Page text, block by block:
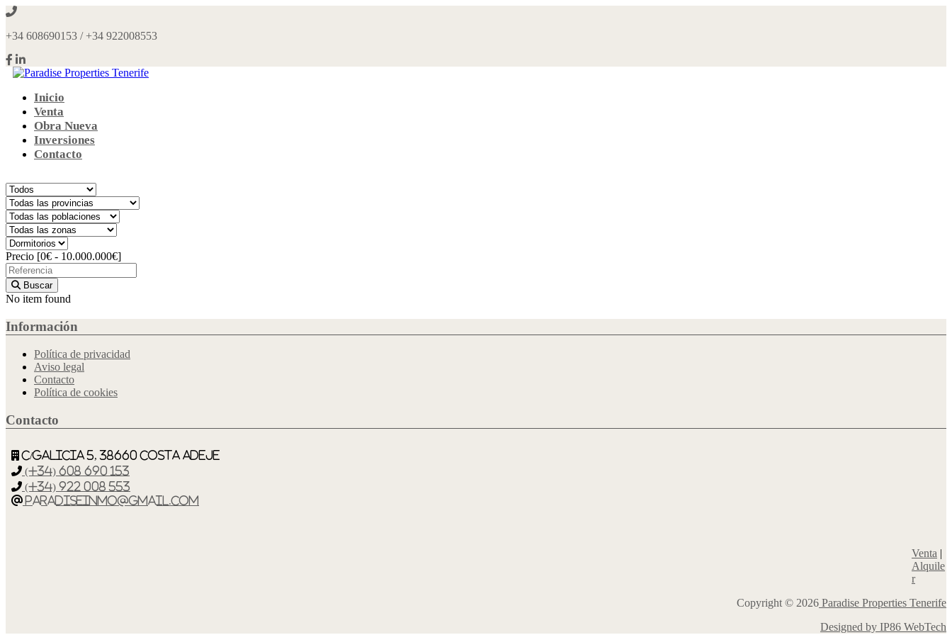
+34 608690153 / +34 922008553
Paradise Properties Tenerife
Gestiones financieras e inmobiliarias
Inicio
Venta
Obra Nueva
Inversiones
Contacto
Precio [0€ - 10.000.000€]
Buscar
No item found
Información
Política de privacidad
Aviso legal
Contacto
Política de cookies
Contacto
C/Galicia 5, 38660 Costa Adeje
(+34) 608 690 153
(+34) 922 008 553
paradiseinmo@gmail.com
Venta |
Alquile
r
Copyright © 2026 Paradise Properties Tenerife
Designed by IP86 WebTech